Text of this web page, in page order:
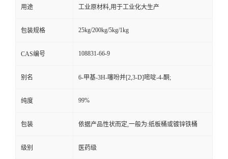
用途 工业原材料,用于工业化大生产
包装规格 25kg/200kg/5kg/1kg
CAS编号 108831-66-9
别名 6-甲基-3H-噻吩并[2,3-D]嘧啶-4-酮;
纯度 99%
包装 依据产品性状而定,一般为:纸板桶或镀锌铁桶
级别 医药级